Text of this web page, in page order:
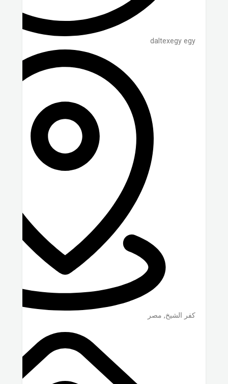
daltexegy egy
كفر الشيخ, مصر